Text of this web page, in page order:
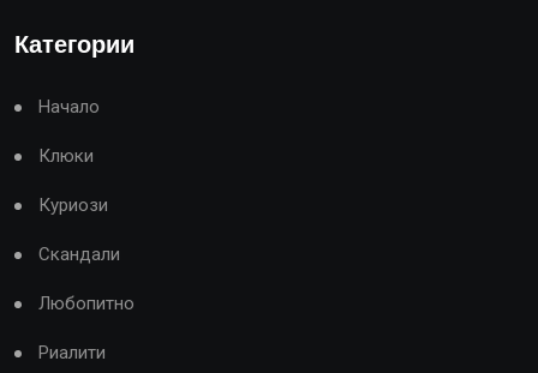
Категории
Начало
Клюки
Куриози
Скандали
Любопитно
Риалити